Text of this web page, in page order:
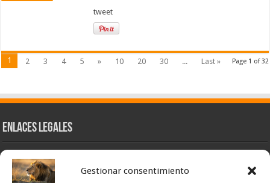
Gestionar consentimiento
tweet
Page 1 of 32
1 2 3 4 5 » 10 20 30 ... Last »
Enlaces Legales
Nuestra Esencia
Pulso Global